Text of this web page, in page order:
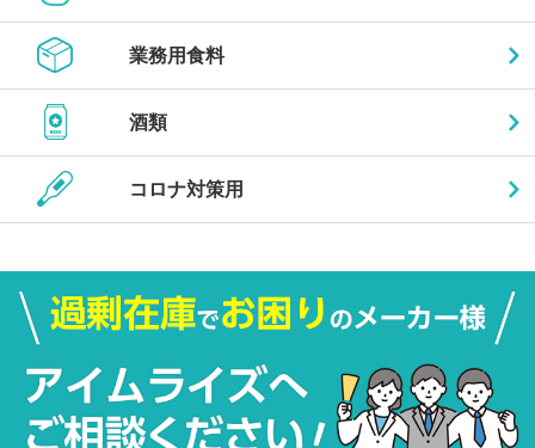
業務用食料
酒類
コロナ対策用